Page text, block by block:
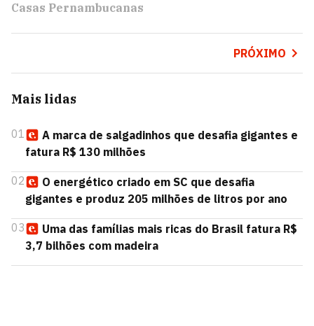
Casas Pernambucanas
PRÓXIMO
Mais lidas
01
A marca de salgadinhos que desafia gigantes e
fatura R$ 130 milhões
02
O energético criado em SC que desafia
gigantes e produz 205 milhões de litros por ano
03
Uma das famílias mais ricas do Brasil fatura R$
3,7 bilhões com madeira